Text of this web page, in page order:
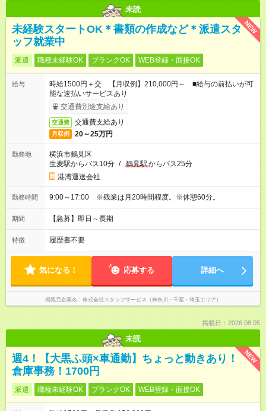
未読
NEW
未経験スタートOK＊書類の作成など＊派遣スタ
ッフ就業中
派遣 職種未経験OK ブランクOK WEB登録・面接OK
給与
時給1500円＋交 【月収例】210,000円～ ■給与の前払いが可
能な速払いサービスあり
交通費別途支給あり
交通費 交通費支給あり
月収例 20～25万円
勤務地
横浜市鶴見区
生麦駅からバス10分 / 鶴見駅からバス25分
港湾運送会社
勤務時間 9:00～17:00 ※残業は月20時間程度。※休憩60分。
期間 【急募】即日～長期
特徴 履歴書不要
気になる！ 応募する 詳細へ
掲載元企業名 株式会社スタッフサービス（神奈川・千葉・埼玉エリア）
掲載日：2026.08.05
未読
NEW
週4！【大黒ふ頭×車通勤】ちょっと動きあり！
倉庫事務！1700円
派遣 職種未経験OK ブランクOK WEB登録・面接OK